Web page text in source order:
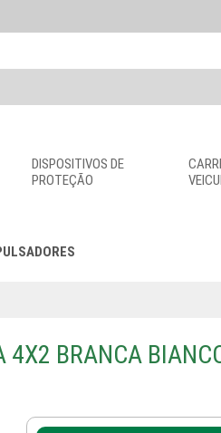
DISPOSITIVOS DE
PROTEÇÃO
4X2 BRANCA